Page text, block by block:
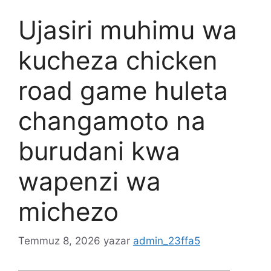
Ujasiri muhimu wa
kucheza chicken
road game huleta
changamoto na
burudani kwa
wapenzi wa
michezo
Temmuz 8, 2026 yazar admin_23ffa5